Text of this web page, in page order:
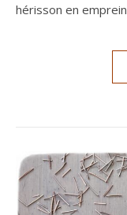
hérisson en